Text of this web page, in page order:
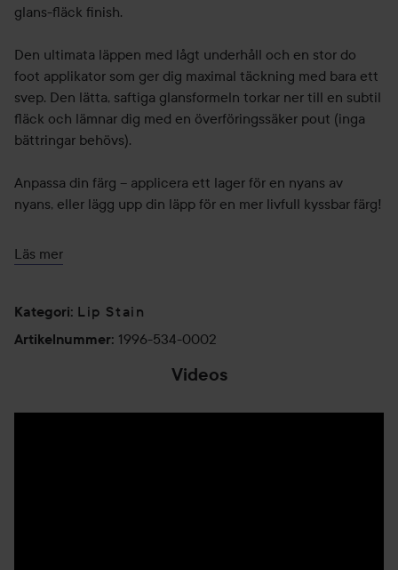
glans-fläck finish.
Den ultimata läppen med lågt underhåll och en stor do
foot applikator som ger dig maximal täckning med bara ett
svep. Den lätta, saftiga glansformeln torkar ner till en subtil
fläck och lämnar dig med en överföringssäker pout (inga
bättringar behövs).
Anpassa din färg – applicera ett lager för en nyans av
nyans, eller lägg upp din läpp för en mer livfull kyssbar färg!
Varför vi älskar det:
- Hållbar och viktlös glansig finish
- Läpp med låg underhållsnivå – svep och välj en kysssäker
nyans
tappa färgen
Läs mer
Kategori: Lip Stain
Artikelnummer: 1996-534-0002
Videos